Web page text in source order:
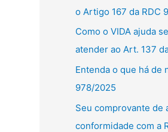
s
:
o Artigo 167 da RDC
Como o VIDA ajuda
atender ao Art. 137
Entenda o que há de
978/2025
Seu comprovante de
conformidade com a